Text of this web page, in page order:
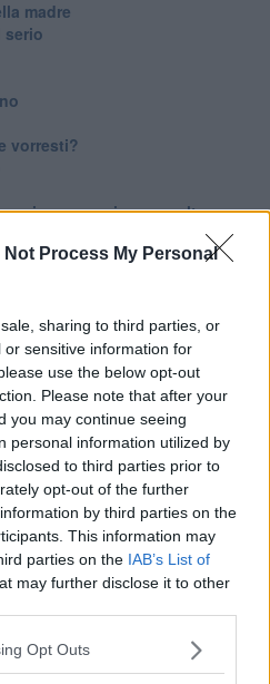
Not Process My Personal
sharing to third parties, or
sensitive information for
use the below opt-out
Please note that after your
you may continue seeing
personal information utilized by
to third parties prior to
opt-out of the further
by third parties on the
This information may
parties on the IAB’s List of
may further disclose it to other
Opt Outs
madre
serio
vorresti?
non viene accolto
mentale
e non